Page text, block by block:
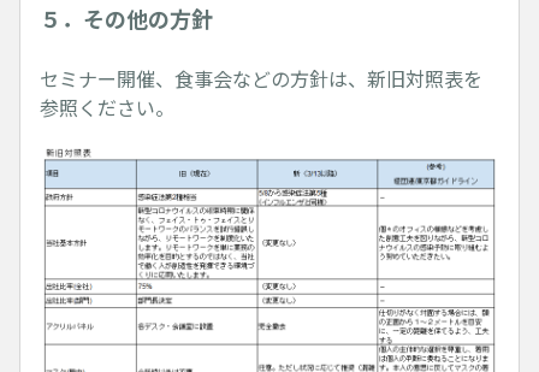
５．その他の方針
セミナー開催、食事会などの方針は、新旧対照表を
参照ください。